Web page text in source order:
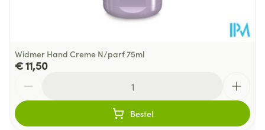
Widmer Hand Creme N/parf 75ml
€ 11,50
Bestel